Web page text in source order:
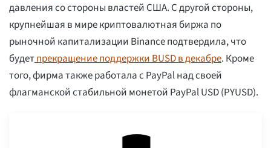
давления со стороны властей США. С другой стороны,
крупнейшая в мире криптовалютная биржа по
рыночной капитализации Binance подтвердила, что
будетпрекращение поддержки BUSD в декабре. Кроме
того, фирма также работала с PayPal над своей
флагманской стабильной монетой PayPal USD (PYUSD).